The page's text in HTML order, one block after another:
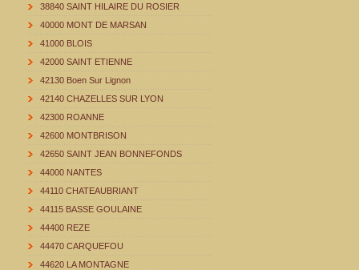
38840 SAINT HILAIRE DU ROSIER
40000 MONT DE MARSAN
41000 BLOIS
42000 SAINT ETIENNE
42130 Boen Sur Lignon
42140 CHAZELLES SUR LYON
42300 ROANNE
42600 MONTBRISON
42650 SAINT JEAN BONNEFONDS
44000 NANTES
44110 CHATEAUBRIANT
44115 BASSE GOULAINE
44400 REZE
44470 CARQUEFOU
44620 LA MONTAGNE